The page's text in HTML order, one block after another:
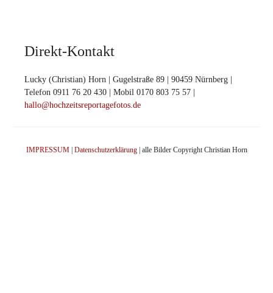
Direkt-Kontakt
Lucky (Christian) Horn | Gugelstraße 89 | 90459 Nürnberg |
Telefon 0911 76 20 430 | Mobil 0170 803 75 57 |
hallo@hochzeitsreportagefotos.de
IMPRESSUM| Datenschutzerklärung| alle Bilder Copyright Christian Horn